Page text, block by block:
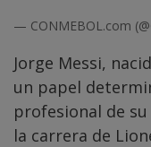
— CONMEBOL.com
Jorge Messi,
un papel
profesional de
la carrera de